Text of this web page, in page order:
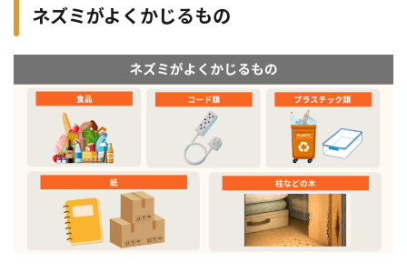
ネズミがよくかじるもの